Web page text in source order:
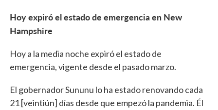
Hoy expiró el estado de emergencia en New
Hampshire
Hoy a la media noche expiró el estado de
emergencia, vigente desde el pasado marzo.
El gobernador Sununu lo ha estado renovando cada
21 [veintiún] días desde que empezó la pandemia. Él